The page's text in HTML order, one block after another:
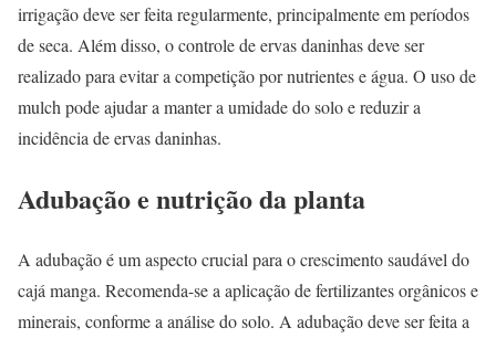
irrigação deve ser feita regularmente, principalmente em períodos
de seca. Além disso, o controle de ervas daninhas deve ser
realizado para evitar a competição por nutrientes e água. O uso de
mulch pode ajudar a manter a umidade do solo e reduzir a
incidência de ervas daninhas.
Adubação e nutrição da planta
A adubação é um aspecto crucial para o crescimento saudável do
cajá manga. Recomenda-se a aplicação de fertilizantes orgânicos e
minerais, conforme a análise do solo. A adubação deve ser feita a